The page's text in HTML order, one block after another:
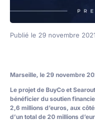
Publié le 29 novembre 2021
Marseille, le 29 novembre
Le projet de BuyCo et
bénéficier du soutien
2,6 millions d’euros, aux
d’un total de 20 millions